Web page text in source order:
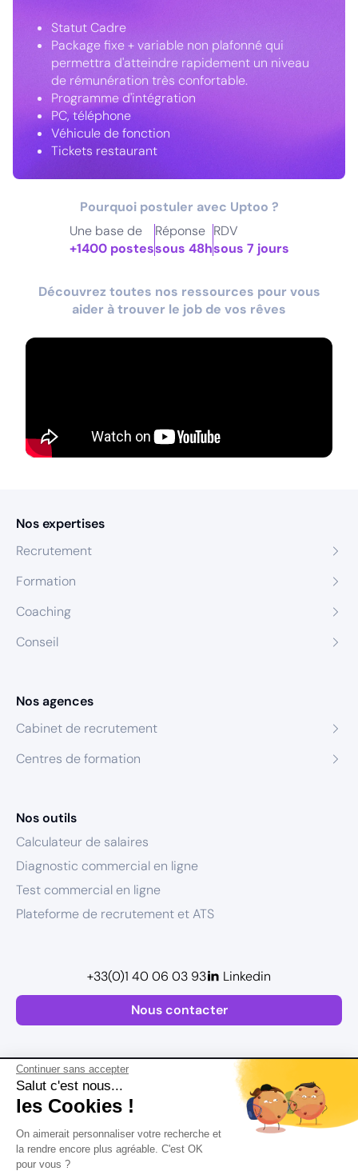
Continuer sans accepter
Salut c'est nous...
les Cookies !
On aimerait personnaliser votre recherche et
la rendre encore plus agréable. C'est OK
pour vous ?
Statut Cadre
Package fixe + variable non plafonné qui
permettra d'atteindre rapidement un niveau
de rémunération très confortable.
Programme d'intégration
PC, téléphone
Véhicule de fonction
Tickets restaurant
Pourquoi postuler avec Uptoo ?
Une base de
+1400 postes
Réponse
sous 48h
RDV
sous 7 jours
Découvrez toutes nos ressources pour vous
aider à trouver le job de vos rêves
Nos expertises
Recrutement
Formation
Coaching
Conseil
Nos agences
Cabinet de recrutement
Centres de formation
Nos outils
Calculateur de salaires
Diagnostic commercial en ligne
Test commercial en ligne
Plateforme de recrutement et ATS
Nous contacter
+33(0)1 40 06 03 93 Linkedin
Plan de site
Mentions légales